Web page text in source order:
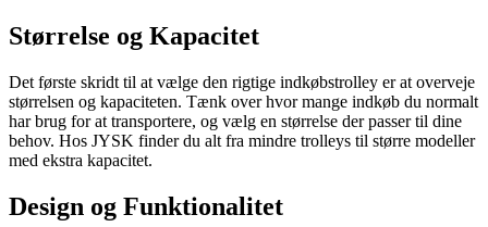
Størrelse og Kapacitet
Det første skridt til at vælge den rigtige indkøbstrolley er at overveje
størrelsen og kapaciteten. Tænk over hvor mange indkøb du normalt
har brug for at transportere, og vælg en størrelse der passer til dine
behov. Hos JYSK finder du alt fra mindre trolleys til større modeller
med ekstra kapacitet.
Design og Funktionalitet